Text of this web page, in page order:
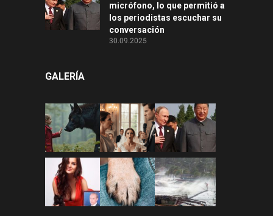
micrófono, lo que permitió a
los periodistas escuchar su
conversación
30.09.2025
GALERÍA